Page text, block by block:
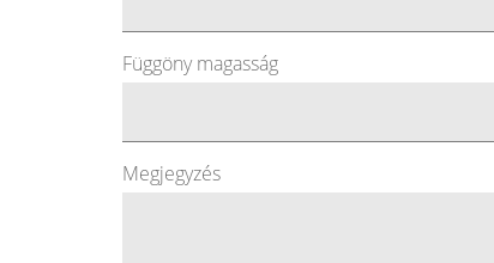
Függöny magasság
Megjegyzés